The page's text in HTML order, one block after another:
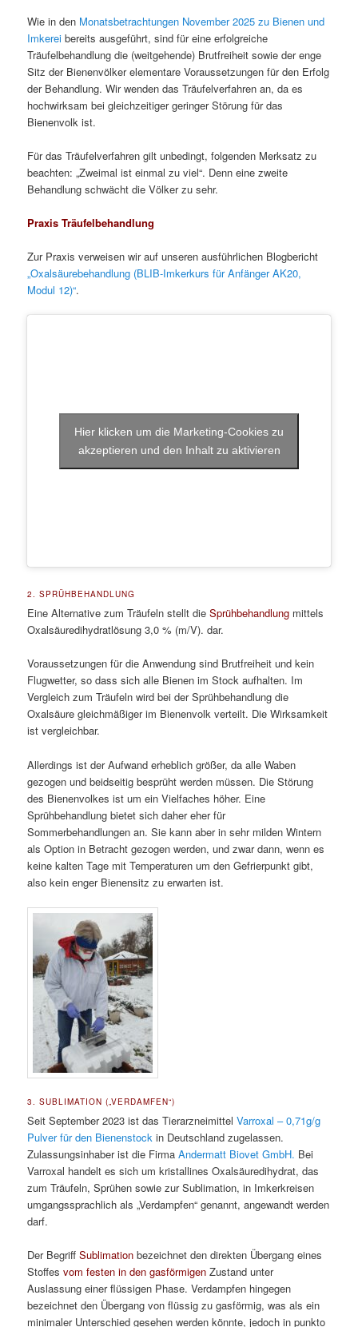
Wie in den Monatsbetrachtungen November 2025 zu Bienen und
Imkerei bereits ausgeführt, sind für eine erfolgreiche
Träufelbehandlung die (weitgehende) Brutfreiheit sowie der enge
Sitz der Bienenvölker elementare Voraussetzungen für den Erfolg
der Behandlung. Wir wenden das Träufelverfahren an, da es
hochwirksam bei gleichzeitiger geringer Störung für das
Bienenvolk ist.
Für das Träufelverfahren gilt unbedingt, folgenden Merksatz zu
beachten: „Zweimal ist einmal zu viel“. Denn eine zweite
Behandlung schwächt die Völker zu sehr.
Praxis Träufelbehandlung
Zur Praxis verweisen wir auf unseren ausführlichen Blogbericht
„Oxalsäurebehandlung (BLIB-Imkerkurs für Anfänger AK20,
Modul 12)“.
Hier klicken um die Marketing-Cookies zu
akzeptieren und den Inhalt zu aktivieren
2. SPRÜHBEHANDLUNG
Eine Alternative zum Träufeln stellt dieSprühbehandlung mittels
Oxalsäuredihydratlösung 3,0 % (m/V). dar.
Voraussetzungen für die Anwendung sind Brutfreiheit und kein
Flugwetter, so dass sich alle Bienen im Stock aufhalten. Im
Vergleich zum Träufeln wird bei der Sprühbehandlung die
Oxalsäure gleichmäßiger im Bienenvolk verteilt. Die Wirksamkeit
ist vergleichbar.
Allerdings ist der Aufwand erheblich größer, da alle Waben
gezogen und beidseitig besprüht werden müssen. Die Störung
des Bienenvolkes ist um ein Vielfaches höher. Eine
Sprühbehandlung bietet sich daher eher für
Sommerbehandlungen an. Sie kann aber in sehr milden Wintern
als Option in Betracht gezogen werden, und zwar dann, wenn es
keine kalten Tage mit Temperaturen um den Gefrierpunkt gibt,
also kein enger Bienensitz zu erwarten ist.
3. SUBLIMATION („VERDAMFEN“)
Seit September 2023 ist das TierarzneimittelVarroxal – 0,71g/g
Pulver für den Bienenstockin Deutschland zugelassen.
Zulassungsinhaber ist die FirmaAndermatt Biovet GmbH. Bei
Varroxal handelt es sich um kristallines Oxalsäuredihydrat, das
zum Träufeln, Sprühen sowie zur Sublimation, in Imkerkreisen
umgangssprachlich als „Verdampfen“ genannt, angewandt werden
darf.
Der BegriffSublimation bezeichnet den direkten Übergang eines
Stoffesvom festen in den gasförmigen Zustand unter
Auslassung einer flüssigen Phase. Verdampfen hingegen
bezeichnet den Übergang von flüssig zu gasförmig, was als ein
minimaler Unterschied gesehen werden könnte, jedoch in punkto